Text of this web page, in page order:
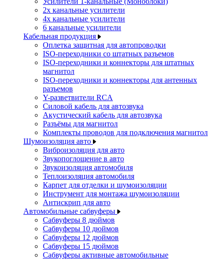
2х канальные усилители
4х канальные усилители
6 канальные усилители
Кабельная продукция
Оплетка защитная для автопроводки
ISO-переходники со штатных разъемов
ISO-переходники и коннекторы для штатных
магнитол
ISO-переходники и коннекторы для антенных
разъемов
Y-разветвители RCA
Силовой кабель для автозвука
Акустический кабель для автозвука
Разъёмы для магнитол
Комплекты проводов для подключения магнитол
Шумоизоляция авто
Виброизоляция для авто
Звукопоглощение в авто
Звукоизоляция автомобиля
Теплоизоляция автомобиля
Карпет для отделки и шумоизоляции
Инструмент для монтажа шумоизоляции
Антискрип для авто
Автомобильные сабвуферы
Сабвуферы 8 дюймов
Сабвуферы 10 дюймов
Сабвуферы 12 дюймов
Сабвуферы 15 дюймов
Сабвуферы активные автомобильные